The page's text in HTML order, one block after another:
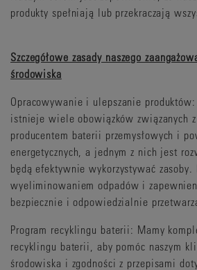
produkty spełniają lub przekraczają
Szczegółowe zasady naszego
środowiska
Opracowywanie i ulepszanie produktów:
istnieje wiele obowiązków związanych
producentem baterii przemysłowych i
energetycznych, a jednym z nich jest
będą efektywnie wykorzystywać zasoby.
wyeliminowaniem odpadów i
bezpiecznie i odpowiedzialnie
Program recyklingu baterii: Mamy
recyklingu baterii, aby pomóc naszym
środowiska i zgodności z przepisami